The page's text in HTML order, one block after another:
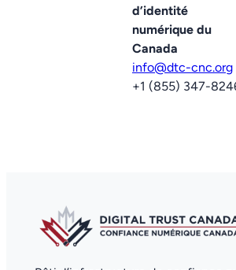
d’identité
numérique du
Canada
info@dtc-cnc.org
+1 (855) 347-